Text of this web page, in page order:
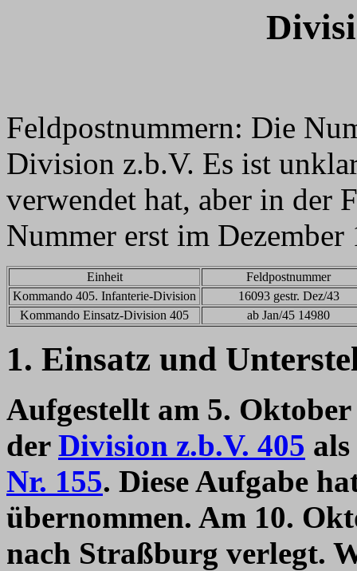
Feldpostnummern: Die
Division z.b.V. Es ist
verwendet hat, aber in der
Nummer erst im Dezember
Einheit
Feldpostnummer
Kommando 405. Infanterie-Division
16093 gestr. Dez/43
Kommando Einsatz-Division 405
ab Jan/45 14980
1. Einsatz und
Aufgestellt am 5.
der Division z.b.V. 405
Nr. 155. Diese Aufgabe
übernommen. Am 10.
nach Straßburg verlegt.